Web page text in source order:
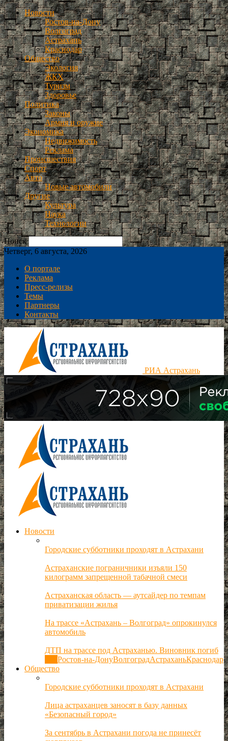
Новости
Ростов-на-Дону
Волгоград
Астрахань
Краснодар
Общество
Экология
ЖКХ
Туризм
Здоровье
Политика
Законы
Армия и оружие
Экономика
Недвижимость
Реклама
Происшествия
Спорт
Авто
Новые автомобили
Другие
Культура
Наука
Технологии
Поиск
Четверг, 6 августа, 2026
О портале
Реклама
Пресс-релизы
Темы
Партнеры
Контакты
РИА Астрахань
Новости
Городские субботники проходят в Астрахани
Астраханские пограничники изъяли 150
килограмм запрещенной табачной смеси
Астраханская область — аутсайдер по темпам
приватизации жилья
На трассе «Астрахань – Волгоград» опрокинулся
автомобиль
ДТП на трассе под Астраханью. Виновник погиб
Ростов-на-ДонуВолгоградАстраханьКраснодар
Общество
Городские субботники проходят в Астрахани
Лица астраханцев заносят в базу данных
«Безопасный город»
За сентябрь в Астрахани погода не принесёт